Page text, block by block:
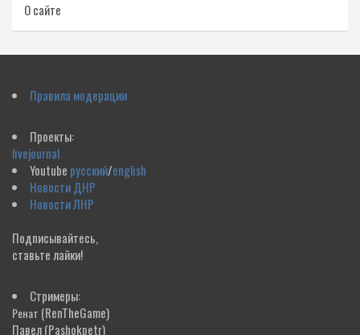
О сайте
Правила модерации
Проекты:
livejournal
Youtube русский/english
Новости ДНР
Новости ЛНР
Подписывайтесь,
ставьте лайки!
Стримеры:
Ренат (RenTheGame)
Павел(Pashokpetr)